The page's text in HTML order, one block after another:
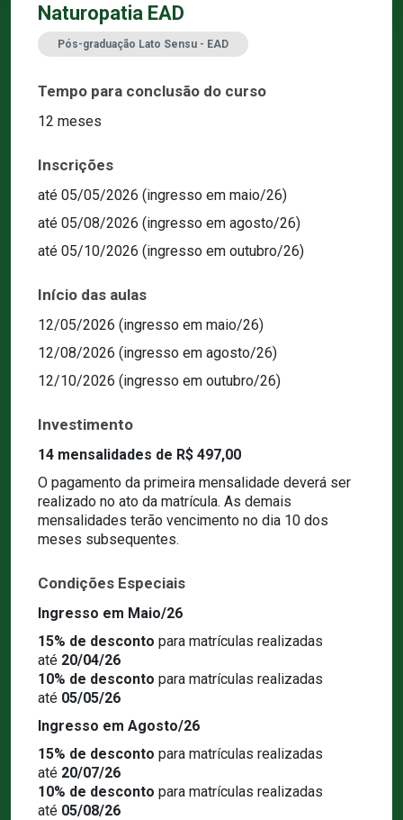
Naturopatia EAD
Pós-graduação Lato Sensu - EAD
Tempo para conclusão do curso
12 meses
Inscrições
até 05/05/2026 (ingresso em maio/26)
até 05/08/2026 (ingresso em agosto/26)
até 05/10/2026 (ingresso em outubro/26)
Início das aulas
12/05/2026 (ingresso em maio/26)
12/08/2026 (ingresso em agosto/26)
12/10/2026 (ingresso em outubro/26)
Investimento
14 mensalidades de R$ 497,00
O pagamento da primeira mensalidade deverá ser
realizado no ato da matrícula. As demais
mensalidades terão vencimento no dia 10 dos
meses subsequentes.
Condições Especiais
Ingresso em Maio/26
15% de desconto para matrículas realizadas
até 20/04/26
10% de desconto para matrículas realizadas
até 05/05/26
Ingresso em Agosto/26
15% de desconto para matrículas realizadas
até 20/07/26
10% de desconto para matrículas realizadas
até 05/08/26